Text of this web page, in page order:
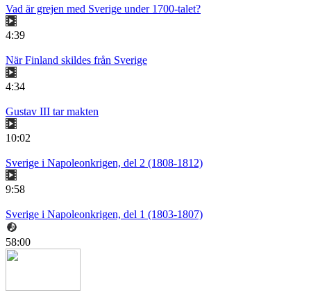
Vad är grejen med Sverige under 1700-talet?
4:39
När Finland skildes från Sverige
4:34
Gustav III tar makten
10:02
Sverige i Napoleonkrigen, del 2 (1808-1812)
9:58
Sverige i Napoleonkrigen, del 1 (1803-1807)
58:00